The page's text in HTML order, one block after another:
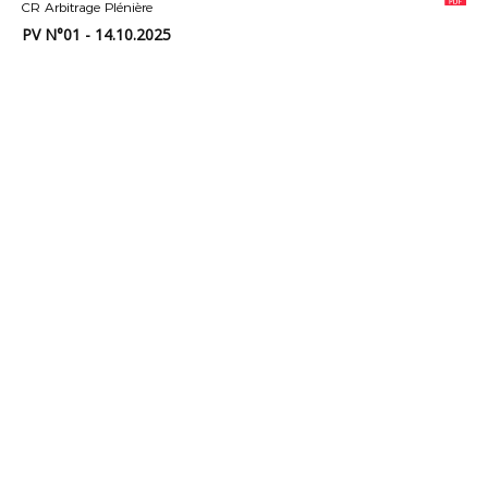
CR Arbitrage Plénière
PV N°01 - 14.10.2025